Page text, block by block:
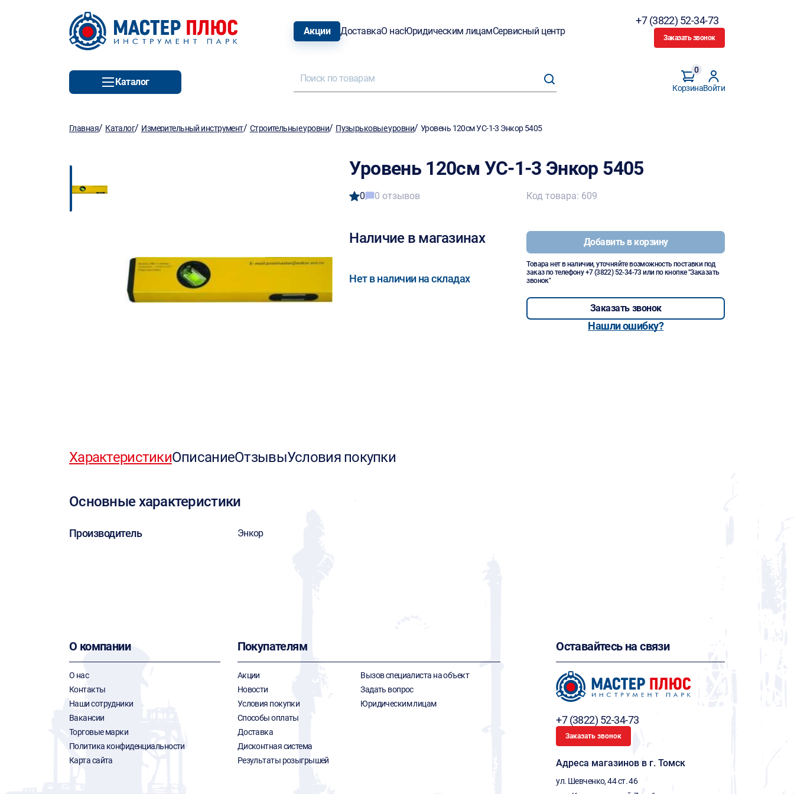
Акции ДоставкаО насЮридическим лицамСервисный центр
+7 (3822) 52-34-73
Заказать звонок
Каталог
Корзина
0
Войти
Главная/ Каталог/ Измерительный инструмент/ Строительные уровни/ Пузырьковые уровни/Уровень 120см УС-1-3 Энкор 5405
Уровень 120см УС-1-3 Энкор 5405
0 0 отзывов
Наличие в магазинах
Нет в наличии на складах
Код товара: 609
Добавить в корзину
Товара нет в наличии, уточняйте возможность поставки под
заказ по телефону+7 (3822) 52-34-73 или по кнопке "Заказать
звонок"
Заказать звонок
Нашли ошибку?
ХарактеристикиОписаниеОтзывыУсловия покупки
Основные характеристики
Производитель Энкор
О компании
О нас
Контакты
Наши сотрудники
Вакансии
Торговые марки
Политика конфиденциальности
Карта сайта
Покупателям
Акции
Новости
Условия покупки
Способы оплаты
Доставка
Дисконтная система
Результаты розыгрышей
Вызов специалиста на объект
Задать вопрос
Юридическим лицам
Оставайтесь на связи
+7 (3822) 52-34-73
Заказать звонок
Адреса магазинов в г. Томск
ул. Шевченко, 44 ст. 46